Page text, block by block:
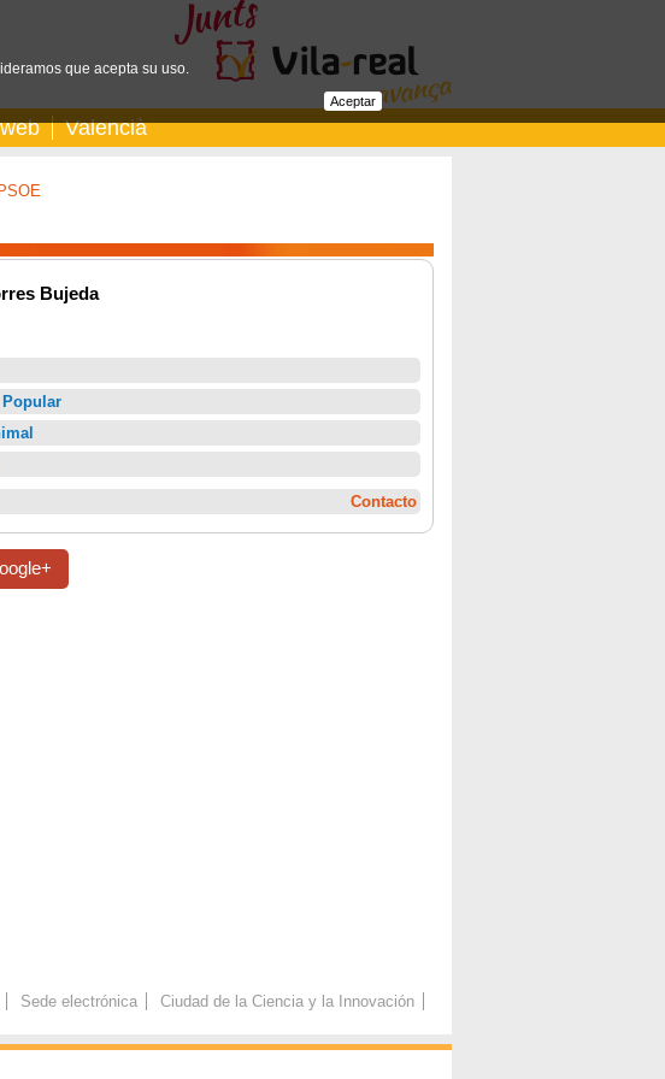
Valencià
PSOE
Bujeda
Contacto
Sede electrónica Ciudad de la Ciencia y la Innovación
que acepta su uso.
Aceptar